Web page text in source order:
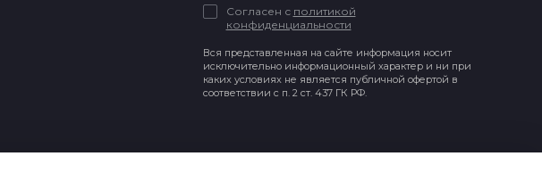
Согласен с политикой
конфиденциальности
Вся представленная на сайте информация носит
исключительно информационный характер и ни при
каких условиях не является публичной офертой в
соответствии с п. 2 ст. 437 ГК РФ.